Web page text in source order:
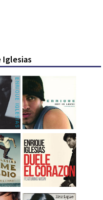
Iglesias